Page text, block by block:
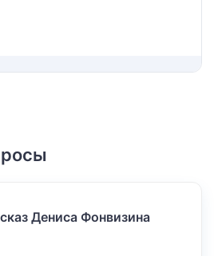
Дениса Фонвизина